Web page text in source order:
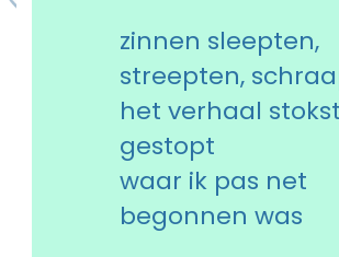
zinnen sleepten,
streepten,
het verhaal
gestopt
waar ik pas net
begonnen was